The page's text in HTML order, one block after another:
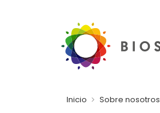
Inicio Sobre nosotros